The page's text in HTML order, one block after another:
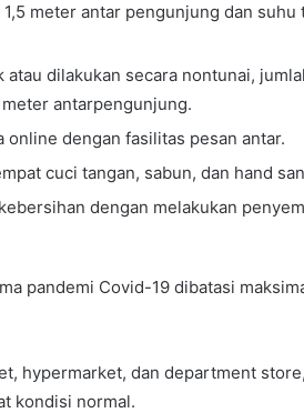
meter antar pengunjung dan suhu
dilakukan secara nontunai,
antarpengunjung.
online dengan fasilitas pesan antar.
cuci tangan, sabun, dan hand
dengan melakukan
pandemi Covid-19 dibatasi
hypermarket, dan department
kondisi normal.